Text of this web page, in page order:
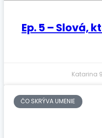
Ep. 5 – Slová,
Katarina
ČO SKRÝVA UMENIE